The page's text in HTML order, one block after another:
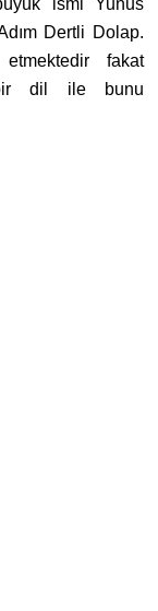
Dertli Dolap.
fakat
dil ile bunu